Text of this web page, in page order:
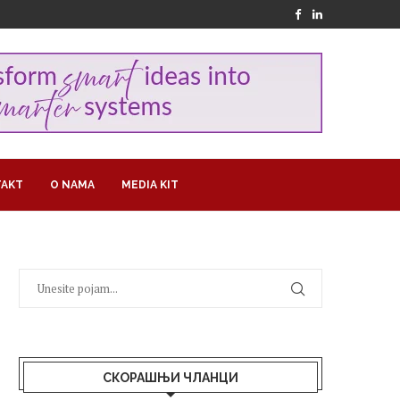
O NAMA MEDIA KIT
СКОРАШЊИ ЧЛАНЦИ